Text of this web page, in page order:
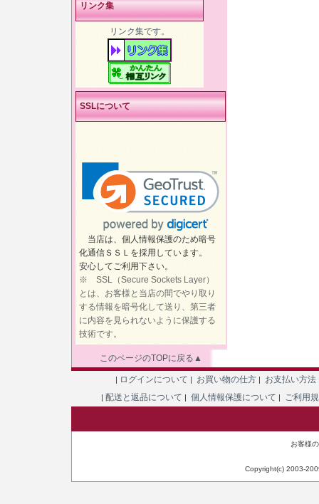
リンク集
リンク集です。
SSLについて
当店は、個人情報保護のため暗号
化通信ＳＳＬを採用しています。
安心してご利用下さい。
※ SSL（Secure Sockets Layer）
とは、お客様と当店の間でやり取り
する情報を暗号化して送り、第三者
に内容を見られないように保護する
技術です。
このページのTOPに戻る▲
| ログインについて | お買い物の仕方 | お支払い方法
| 配送と返品について | 個人情報保護について | ご利用
お客様
Copyright(c) 2003-